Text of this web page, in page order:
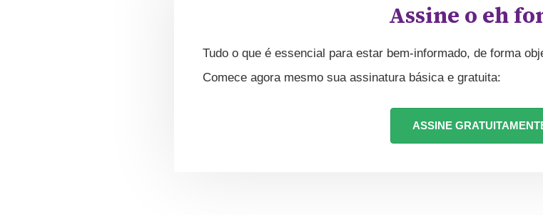
Assine o eh
Tudo o que é essencial para estar bem-informado, de forma
Comece agora mesmo sua assinatura básica e gratuita:
ASSINE